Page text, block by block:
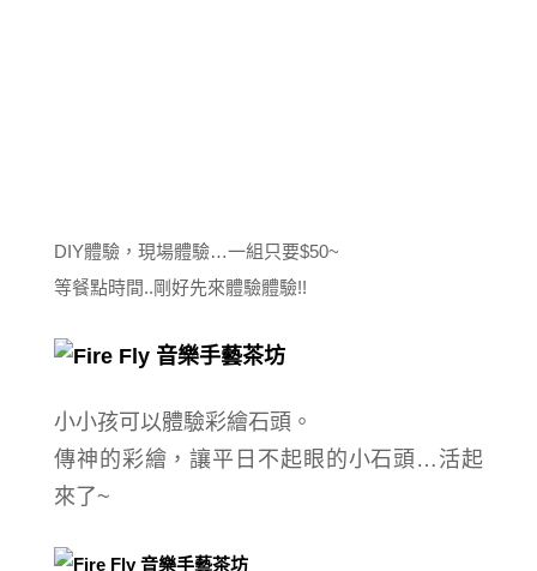
DIY體驗，現場體驗…一組只要$50~
等餐點時間..剛好先來體驗體驗!!
小小孩可以體驗彩繪石頭。
傳神的彩繪，讓平日不起眼的小石頭…活起
來了~